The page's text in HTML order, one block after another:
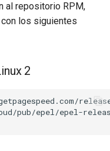
中文
al repositorio RPM,
los siguientes
2
pub/epel/epel-